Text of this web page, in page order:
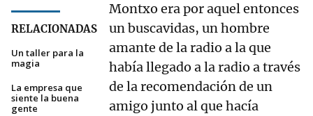
RELACIONADAS
Un taller para la
magia
La empresa que
siente la buena
gente
Montxo era por aquel entonces
un buscavidas, un hombre
amante de la radio a la que
había llegado a la radio a través
de la recomendación de un
amigo junto al que hacía